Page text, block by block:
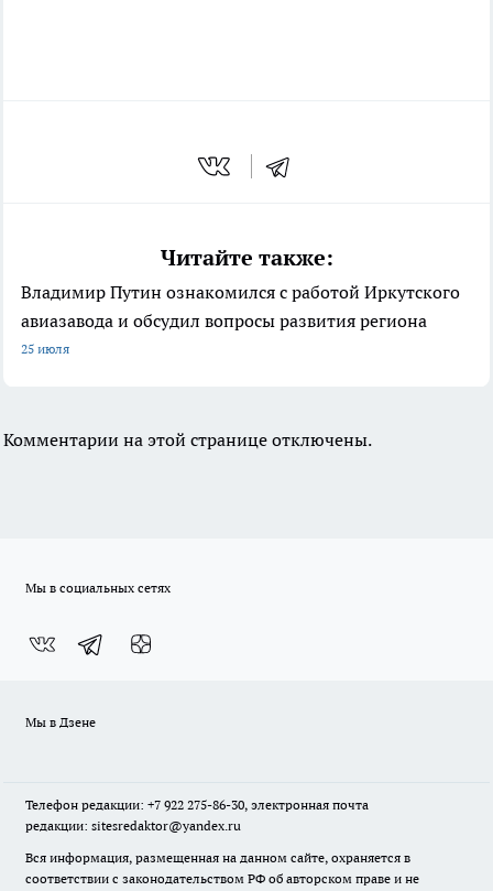
Читайте также:
Владимир Путин ознакомился с работой Иркутского
авиазавода и обсудил вопросы развития региона
25 июля
Комментарии на этой странице отключены.
Мы в социальных сетях
Мы в Дзене
Телефон редакции: +7 922 275-86-30, электронная почта
редакции: sitesredaktor@yandex.ru
Вся информация, размещенная на данном сайте, охраняется в
соответствии с законодательством РФ об авторском праве и не